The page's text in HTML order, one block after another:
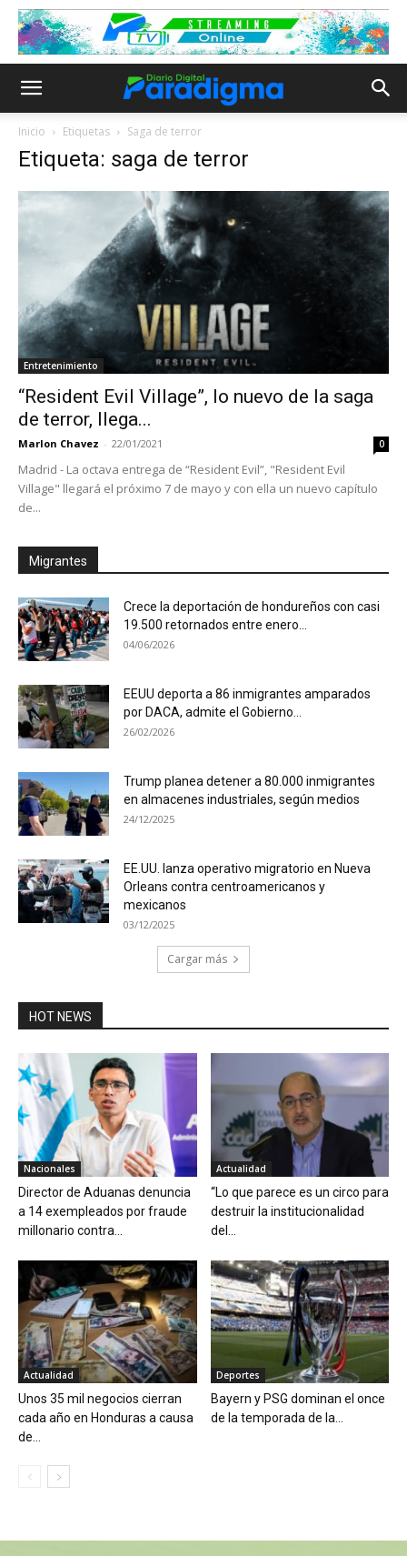
Inicio Etiquetas Saga de terror
Etiqueta: saga de terror
Entretenimiento
“Resident Evil Village”, lo nuevo de la saga
de terror, llega...
Marlon Chavez - 22/01/2021 0
Madrid - La octava entrega de “Resident Evil”, "Resident Evil
Village" llegará el próximo 7 de mayo y con ella un nuevo capítulo
de...
Migrantes
Crece la deportación de hondureños con casi
19.500 retornados entre enero...
04/06/2026
EEUU deporta a 86 inmigrantes amparados
por DACA, admite el Gobierno...
26/02/2026
Trump planea detener a 80.000 inmigrantes
en almacenes industriales, según medios
24/12/2025
EE.UU. lanza operativo migratorio en Nueva
Orleans contra centroamericanos y
mexicanos
03/12/2025
Cargar más
HOT NEWS
Nacionales
Director de Aduanas denuncia
a 14 exempleados por fraude
millonario contra...
Actualidad
“Lo que parece es un circo para
destruir la institucionalidad
del...
Actualidad
Unos 35 mil negocios cierran
cada año en Honduras a causa
de...
Deportes
Bayern y PSG dominan el once
de la temporada de la...